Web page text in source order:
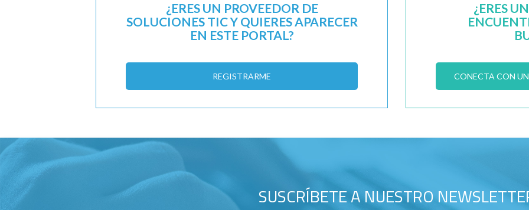
¿ERES UN PROVEEDOR DE
SOLUCIONES TIC Y QUIERES APARECER
EN ESTE PORTAL?
REGISTRARME
¿ERES
CONECTA CON
SUSCRÍBETE A NUESTRO